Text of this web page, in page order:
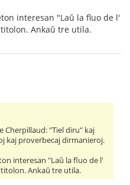
interesan "Laŭ la fluo de l'
Ankaŭ tre utila.
Cherpillaud: "Tiel diru" kaj
kaj proverbecaj dirmanieroj.
interesan "Laŭ la fluo de l'
Ankaŭ tre utila.